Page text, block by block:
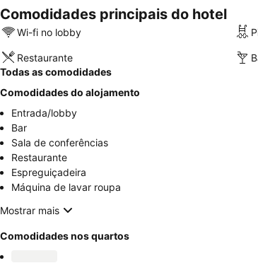
Comodidades principais do hotel
Wi-fi no lobby
Restaurante
Todas as comodidades
Comodidades do alojamento
Entrada/lobby
Bar
Sala de conferências
Restaurante
Espreguiçadeira
Máquina de lavar roupa
Mostrar mais
Comodidades nos quartos